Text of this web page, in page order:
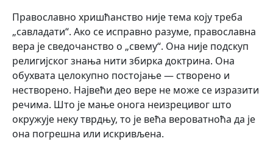
Православно хришћанство није тема коју треба
„савладати“. Ако се исправно разуме, православна
вера је сведочанство о „свему“. Она није подскуп
религијског знања нити збирка доктрина. Она
обухвата целокупно постојање — створено и
нестворено. Највећи део вере не може се изразити
речима. Што је мање онога неизрецивог што
окружује неку тврдњу, то је већа вероватноћа да је
она погрешна или искривљена.